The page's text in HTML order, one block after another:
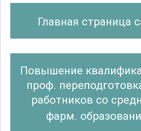
Главная страница
Повышение
проф.
работников со
фарм.